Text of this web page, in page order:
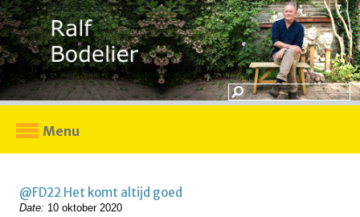
Menu
@FD22 Het komt altijd goed
Date: 10 oktober 2020